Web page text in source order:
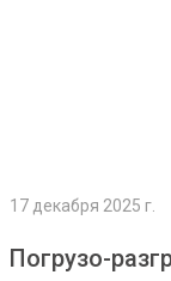
17 декабря 2025 г.
Погрузо-